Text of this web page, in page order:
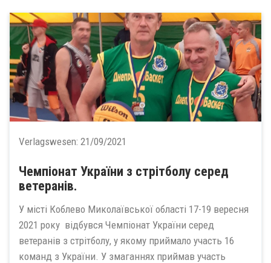
Verlagswesen: 21/09/2021
Чемпіонат України з стрітболу серед
ветеранів.
У місті Коблево Миколаївської області 17-19 вересня
2021 року відбувся Чемпіонат України серед
ветеранів з стрітболу, у якому приймало участь 16
команд з України. У змаганнях приймав участь